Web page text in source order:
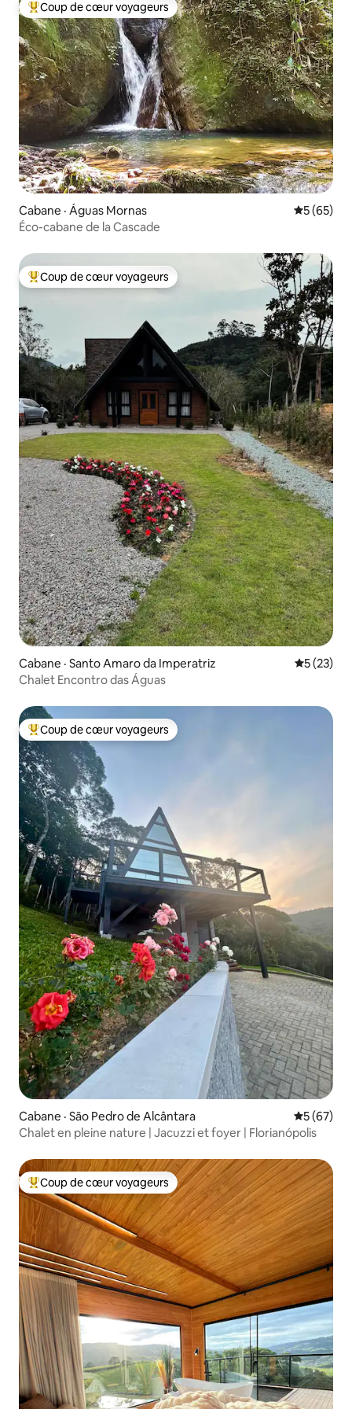
Coup de cœur voyageurs parmi les plus aimés
Coup de cœur voyageurs
Cabane · Águas Mornas Note
5 (65)
Éco-cabane de la Cascade
Coup de cœur voyageurs parmi les plus aimés
Coup de cœur voyageurs
Cabane · Santo Amaro da Imperatriz Note
5 (23)
Chalet Encontro das Águas
Coup de cœur voyageurs parmi les plus aimés
Coup de cœur voyageurs
Cabane · São Pedro de Alcântara Note
5 (67)
Chalet en pleine nature | Jacuzzi et foyer | Florianópolis
Coup de cœur voyageurs parmi les plus aimés
Coup de cœur voyageurs